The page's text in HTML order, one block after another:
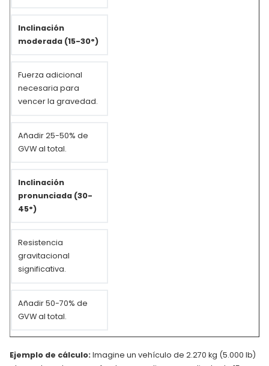
Inclinación
moderada (15-30°)
Fuerza adicional
necesaria para
vencer la gravedad.
Añadir 25-50% de
GVW al total.
Inclinación
pronunciada (30-
45°)
Resistencia
gravitacional
significativa.
Añadir 50-70% de
GVW al total.
Ejemplo de cálculo: Imagine un vehículo de 2.270 kg (5.000 lb)